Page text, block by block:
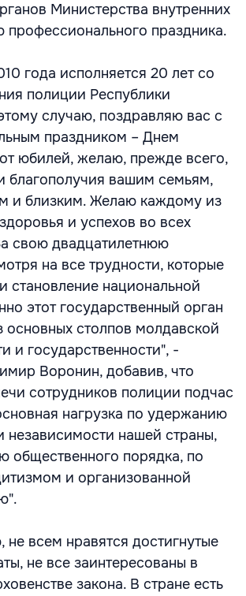
Министерства внутренних
профессионального праздника.
года исполняется 20 лет со
полиции Республики
случаю, поздравляю вас с
праздником – Днем
юбилей, желаю, прежде всего,
благополучия вашим семьям,
и близким. Желаю каждому из
и успехов во всех
свою двадцатилетнюю
на все трудности, которые
становление национальной
этот государственный орган
основных столпов молдавской
и государственности", -
Воронин, добавив, что
сотрудников полиции подчас
нагрузка по удержанию
независимости нашей страны,
общественного порядка, по
и организованной
всем нравятся достигнутые
не все заинтересованы в
закона. В стране есть